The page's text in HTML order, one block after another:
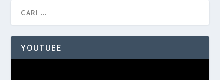
YOUTUBE